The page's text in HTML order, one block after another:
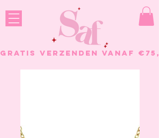
GRATIS VERZENDEN VANAF